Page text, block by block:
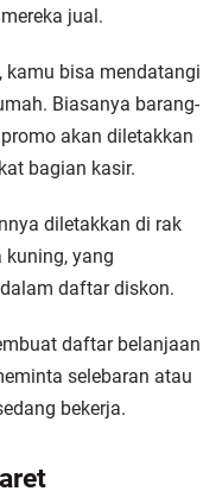
jual.
bisa mendatangi
Biasanya barang-
akan diletakkan
bagian kasir.
diletakkan di rak
kuning, yang
daftar diskon.
daftar belanjaan
selebaran atau
bekerja.